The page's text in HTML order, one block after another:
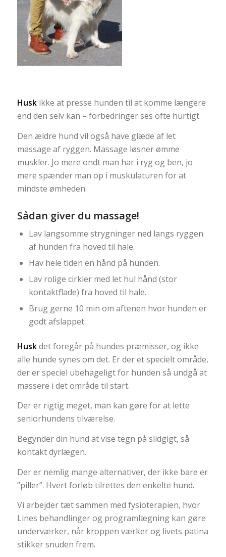
Husk ikke at presse hunden til at komme længere
end den selv kan – forbedringer ses ofte hurtigt.
Den ældre hund vil også have glæde af let
massage af ryggen. Massage løsner ømme
muskler. Jo mere ondt man har i ryg og ben, jo
mere spænder man op i muskulaturen for at
mindste ømheden.
Sådan giver du massage!
Lav langsomme strygninger ned langs ryggen
af hunden fra hoved til hale.
Hav hele tiden en hånd på hunden.
Lav rolige cirkler med let hul hånd (stor
kontaktflade) fra hoved til hale.
Brug gerne 10 min om aftenen hvor hunden er
godt afslappet.
Huskdet foregår på hundes præmisser, og ikke
alle hunde synes om det. Er der et specielt område,
der er speciel ubehageligt for hunden så undgå at
massere i det område til start.
Der er rigtig meget, man kan gøre for at lette
seniorhundens tilværelse.
Begynder din hund at vise tegn på slidgigt, så
kontakt dyrlægen.
Der er nemlig mange alternativer, der ikke bare er
”piller”. Hvert forløb tilrettes den enkelte hund.
Vi arbejder tæt sammen med fysioterapien, hvor
Lines behandlinger og programlægning kan gøre
underværker, når kroppen værker og livets patina
stikker snuden frem.